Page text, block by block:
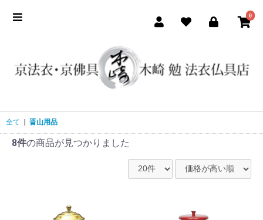
0
全て | 晋山用品
8件の商品が見つかりました